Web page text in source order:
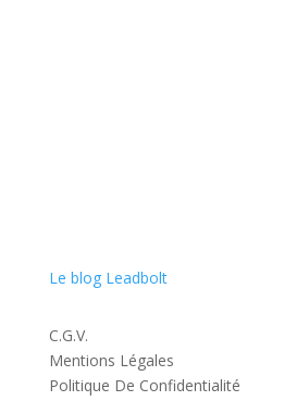
Le blog Leadbolt
C.G.V.
Mentions Légales
Politique De Confidentialité